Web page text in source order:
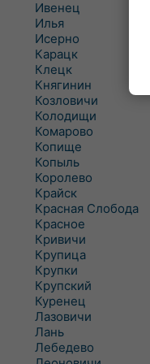
Ивенец
Илья
Исерно
Карацк
Клецк
Княгинин
Козловичи
Колодищи
Комарово
Копище
Копыль
Королево
Крайск
Красная Слобода
Красное
Кривичи
Крупица
Крупки
Крупский
Куренец
Лазовичи
Лань
Лебедево